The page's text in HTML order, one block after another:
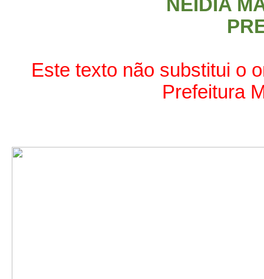
NEIDIA
Este texto não substitui o
Prefeitura